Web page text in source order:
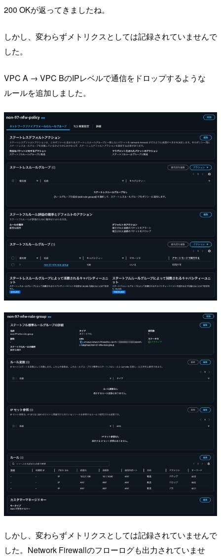
200 OKが返ってきましたね。
しかし、変わらずメトリクスとしては記録されていませんで
した。
VPC A → VPC BのIPレベルで通信をドロップするような
ルールを追加しました。
しかし、変わらずメトリクスとしては記録されていませんで
した。Network Firewallのフローログも出力されていませ